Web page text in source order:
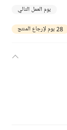
يوم العمل التالي
28 يوم لإرجاع المنتج